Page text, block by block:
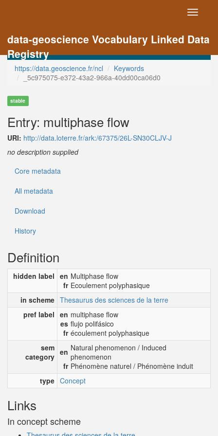
Toggle
data-geoscience Vocabulary Linked Data
Registry
https://data.geoscience.fr/ncl
Keywords
_5c975075-e372-43a2-966a-40dd00ca06d0
stable
Entry: multiphase flow
URI: http://data.loterre.fr/ark:/67375/26L-SN30CLJV-J
no description supplied
Core metadata
All metadata
Download
History
Definition
hidden label en Multiphase flow
fr Ecoulement polyphasique
in scheme Thesaurus des sciences de la terre
pref label en multiphase flow
es flujo polifásico
fr écoulement polyphasique
sem
category en Natural phenomenon / Induced
phenomenon
fr Phénomène naturel / Phénomène induit
type Concept
Links
In concept scheme